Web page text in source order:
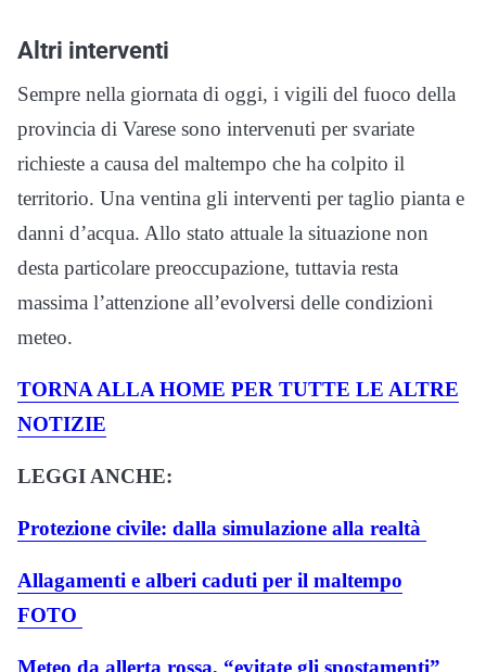
Altri interventi
Sempre nella giornata di oggi, i vigili del fuoco della
provincia di Varese sono intervenuti per svariate
richieste a causa del maltempo che ha colpito il
territorio. Una ventina gli interventi per taglio pianta e
danni d’acqua. Allo stato attuale la situazione non
desta particolare preoccupazione, tuttavia resta
massima l’attenzione all’evolversi delle condizioni
meteo.
TORNA ALLA HOME PER TUTTE LE ALTRE
NOTIZIE
LEGGI ANCHE:
Protezione civile: dalla simulazione alla realtà
Allagamenti e alberi caduti per il maltempo
FOTO
Meteo da allerta rossa, “evitate gli spostamenti”